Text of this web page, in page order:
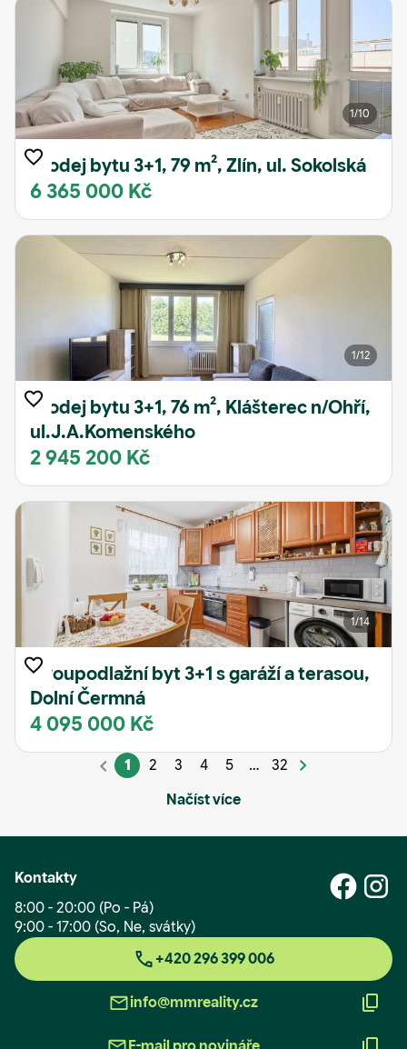
1/10
Prodej bytu 3+1, 79 m², Zlín, ul. Sokolská
6 365 000 Kč
1/12
Prodej bytu 3+1, 76 m², Klášterec n/Ohří,
ul.J.A.Komenského
2 945 200 Kč
1/14
Dvoupodlažní byt 3+1 s garáží a terasou,
Dolní Čermná
4 095 000 Kč
1 2 3 4 5 …
32
Načíst více
Kontakty
8:00 - 20:00 (Po - Pá)
9:00 - 17:00 (So, Ne, svátky)
+420 296 399 006
info@mmreality.cz